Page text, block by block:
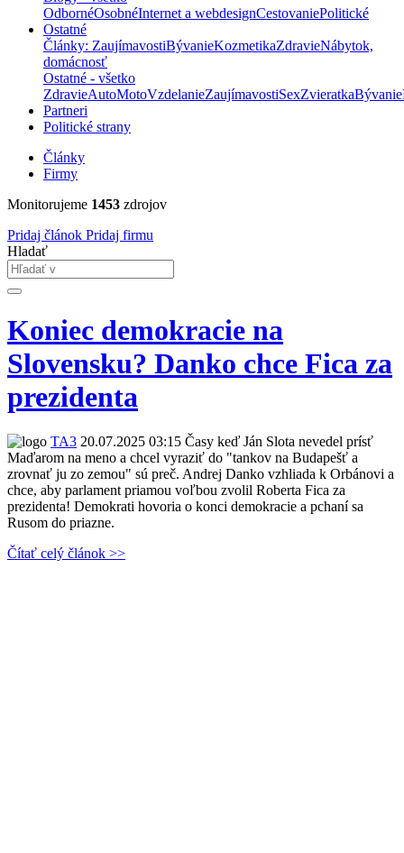
OdbornéOsobnéInternet a webdesignCestovaniePolitické
Ostatné
Články: ZaujímavostiBývanieKozmetikaZdravieNábytok,
domácnosť
Ostatné - všetko
ZdravieAutoMotoVzdelanieZaujímavostiSexZvieratkaBývanie
Partneri
Politické strany
Články
Firmy
Monitorujeme 1453 zdrojov
Pridaj článok Pridaj firmu
Hladať
Koniec demokracie na
Slovensku? Danko chce Fica za
prezidenta
TA3 20.07.2025 03:15 Časy keď Ján Slota nevedel prísť
Maďarom na meno a chcel vyraziť do "tankov na Budapešť a
zrovnať ju zo zemou" sú preč. Andrej Danko vzhliada k Orbánovi a
chce, aby parlament priamou voľbou zvolil Roberta Fica za
prezidenta! Demokrati hovoria o konci demokracie a pchaní sa
Rusom do priazne.
Čítať celý článok >>